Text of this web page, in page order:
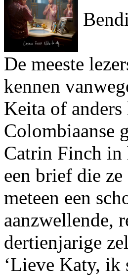
De meeste
kennen
Keita of anders
Colombiaanse
Catrin Finch in
een brief die
meteen een
aanzwellende,
dertienjarige
‘Lieve Katy, ik